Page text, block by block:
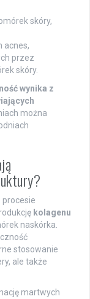
skóry,
acnes,
przez
skóry.
wynika z
można
kolagenu
naskórka.
stosowanie
ale także
martwych